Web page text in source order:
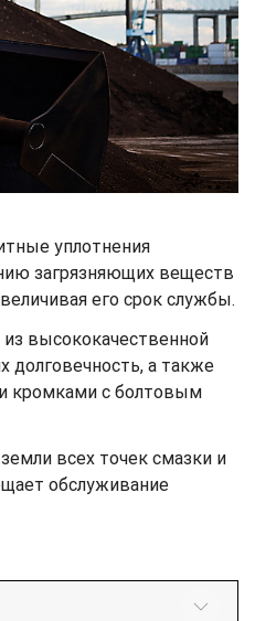
уплотнения
загрязняющих веществ
его срок службы.
высококачественной
долговечность, а также
кромками с болтовым
всех точек смазки и
обслуживание